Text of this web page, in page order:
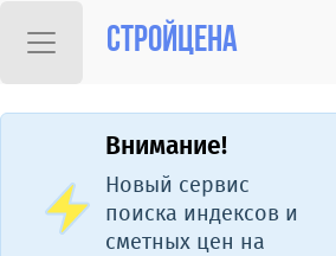
Стройцена
Внимание!
Новый сервис
поиска индексов и
сметных цен на